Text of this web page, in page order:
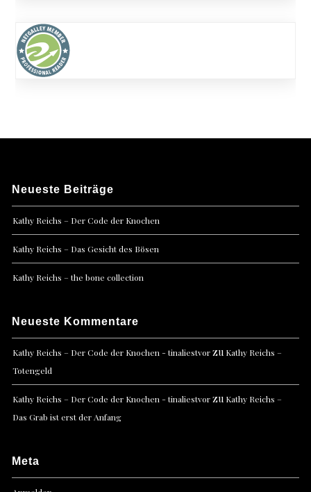
Neueste Beiträge
Kathy Reichs – Der Code der Knochen
Kathy Reichs – Das Gesicht des Bösen
Kathy Reichs – the bone collection
Neueste Kommentare
Kathy Reichs – Der Code der Knochen - tinaliestvorzu Kathy Reichs –
Totengeld
Kathy Reichs – Der Code der Knochen - tinaliestvorzu Kathy Reichs –
Das Grab ist erst der Anfang
Meta